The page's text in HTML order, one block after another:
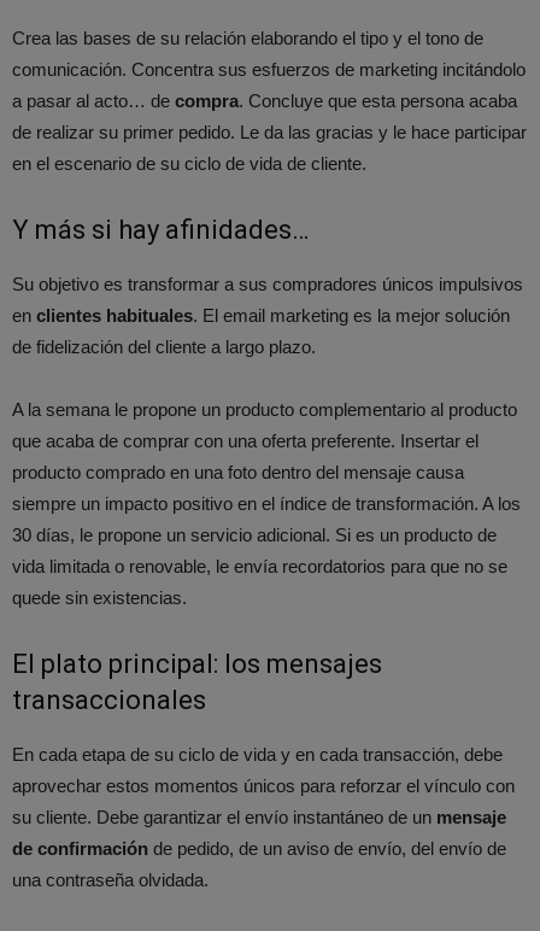
Crea las bases de su relación elaborando el tipo y el tono de
comunicación. Concentra sus esfuerzos de marketing incitándolo
a pasar al acto… de compra. Concluye que esta persona acaba
de realizar su primer pedido. Le da las gracias y le hace participar
en el escenario de su ciclo de vida de cliente.
Y más si hay afinidades…
Su objetivo es transformar a sus compradores únicos impulsivos
en clientes habituales. El email marketing es la mejor solución
de fidelización del cliente a largo plazo.
A la semana le propone un producto complementario al producto
que acaba de comprar con una oferta preferente. Insertar el
producto comprado en una foto dentro del mensaje causa
siempre un impacto positivo en el índice de transformación. A los
30 días, le propone un servicio adicional. Si es un producto de
vida limitada o renovable, le envía recordatorios para que no se
quede sin existencias.
El plato principal: los mensajes
transaccionales
En cada etapa de su ciclo de vida y en cada transacción, debe
aprovechar estos momentos únicos para reforzar el vínculo con
su cliente. Debe garantizar el envío instantáneo de un mensaje
de confirmación de pedido, de un aviso de envío, del envío de
una contraseña olvidada.